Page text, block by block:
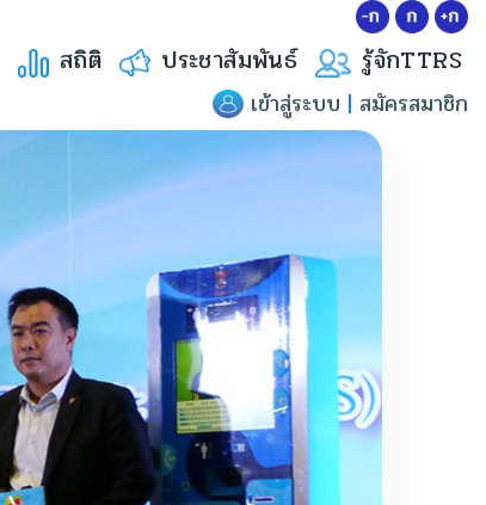
สถิติ ประชาสัมพันธ์ รู้จักTTRS
เข้าสู่ระบบ | สมัครสมาชิก